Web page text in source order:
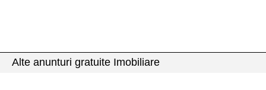
Alte anunturi gratuite Imobiliare